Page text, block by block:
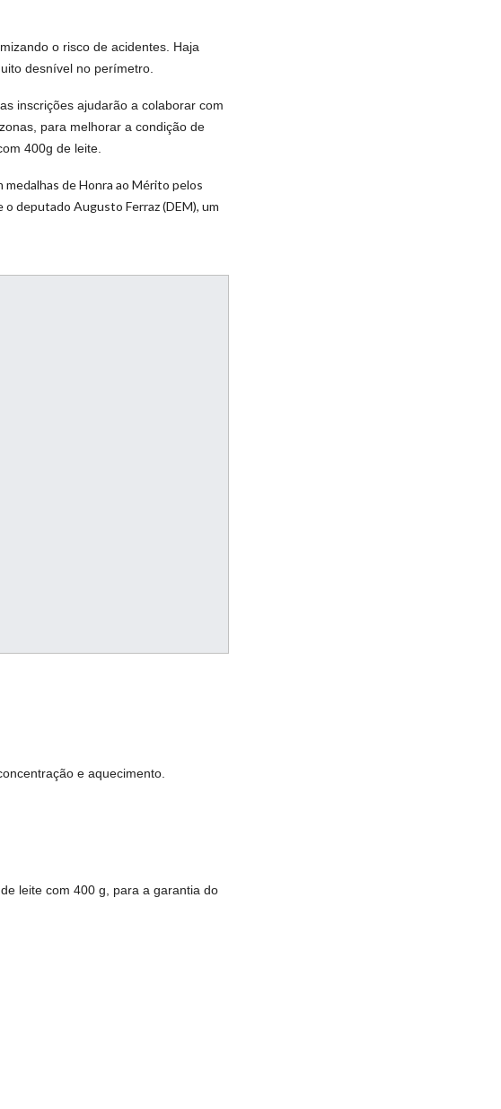
o risco de acidentes. Haja
desnível no perímetro.
inscrições ajudarão a colaborar com
para melhorar a condição de
400g de leite.
de Honra ao Mérito pelos
deputado Augusto Ferraz (DEM), um
e aquecimento.
leite com 400 g, para a garantia do